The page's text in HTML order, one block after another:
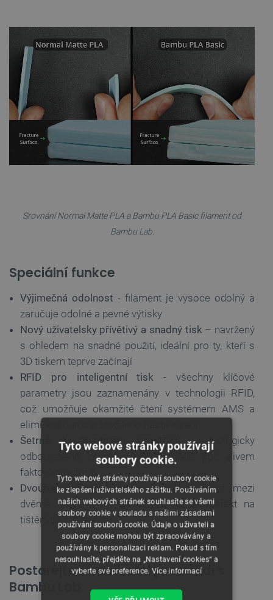
Srovnání Normal Matte PLA a Bambu PLA Basic filament od
Bambu Lab.
Speciální funkce
Výjimečná odolnost - filament je vysoce odolný a
zaručuje odolné a pevné výtisky
Nový uživatelsky přívětivý a snadný tisk – navržený
s ohledem na snadné použití, ideální pro ty, kteří s
3D tiskem teprve začínají
RFID pro inteligentní tisk - všechny klíčové
parametry jsou zaznamenány v technologii RFID,
což umožňuje okamžité čtení systémem AMS a
eliminuje nutnost složitého nastavování
Šetrné k životnímu prostředí
- biologicky
odbouratelné, přirozeně se rozkládá pod vlivem
faktorů prostředí
Dvoubarevný gradient– jemný přechod mezi
dvěma barvami vytváří úžasný vizuální efekt na
tištěných modelech
Postarejte se o životní prostředí s
Bambu Lab
Tyto webové stránky používají
soubory cookie.
Tyto webové stránky používají soubory cookie
ke zlepšení uživatelského zážitku. Používáním
našich webových stránek souhlasíte se všemi
soubory cookie v souladu s našimi zásadami
používání souborů cookie. Údaje o uživateli a
soubory cookie mohou být zpracovávány a
používány k personalizaci reklam. Pokud s tím
nesouhlasíte, přejděte na „Nastavení cookies“ a
vyberte své preference. Více informací